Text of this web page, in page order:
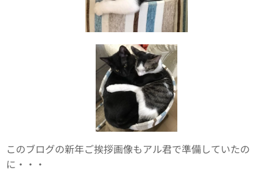
このブログの新年ご挨拶画像もアル君で準備していたの
に・・・